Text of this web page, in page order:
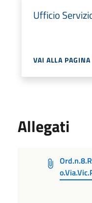
Ufficio
VAI ALLA PAGINA
Allegati